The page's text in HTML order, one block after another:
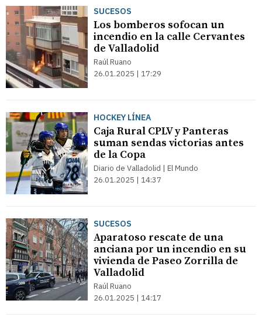
SUCESOS
Los bomberos sofocan un
incendio en la calle Cervantes
de Valladolid
Raúl Ruano
26.01.2025 | 17:29
HOCKEY LÍNEA
Caja Rural CPLV y Panteras
suman sendas victorias antes
de la Copa
Diario de Valladolid | El Mundo
26.01.2025 | 14:37
SUCESOS
Aparatoso rescate de una
anciana por un incendio en su
vivienda de Paseo Zorrilla de
Valladolid
Raúl Ruano
26.01.2025 | 14:17